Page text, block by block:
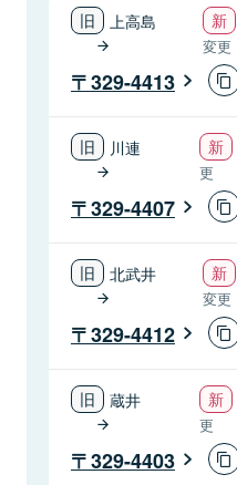
上高島
変更
329-4413
川連
更
329-4407
北武井
変更
329-4412
蔵井
更
329-4403